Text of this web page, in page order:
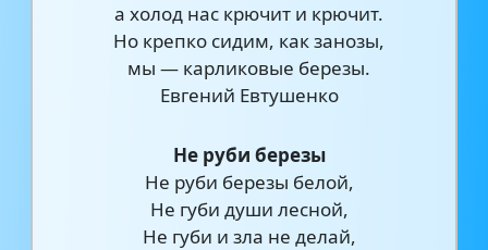
а холод нас крючит и крючит.
Но крепко сидим, как занозы,
мы — карликовые березы.
Евгений Евтушенко
Не руби березы
Не руби березы белой,
Не губи души лесной,
Не губи и зла не делай,